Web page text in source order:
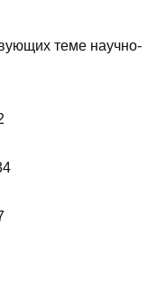
теме научно-